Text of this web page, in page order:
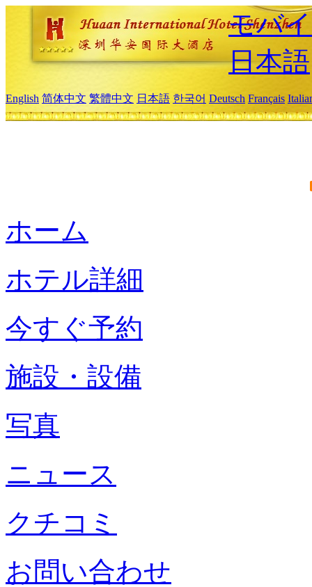
モバ
日本語
English 简体中文 繁體中文 日本語 한국어 Deutsch Français
ホーム
ホテル詳細
今すぐ予約
施設・設備
写真
ニュース
クチコミ
お問い合わせ